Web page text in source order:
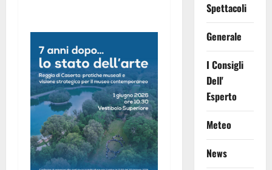
Spettacoli
Generale
I Consigli
Dell'
Esperto
Meteo
News